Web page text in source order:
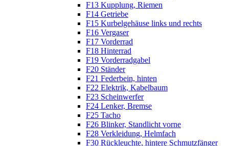
F13 Kupplung, Riemen
F14 Getriebe
F15 Kurbelgehäuse links und rechts
F16 Vergaser
F17 Vorderrad
F18 Hinterrad
F19 Vorderradgabel
F20 Ständer
F21 Federbein, hinten
F22 Elektrik, Kabelbaum
F23 Scheinwerfer
F24 Lenker, Bremse
F25 Tacho
F26 Blinker, Standlicht vorne
F28 Verkleidung, Helmfach
F30 Rückleuchte, hintere Schmutzfänger